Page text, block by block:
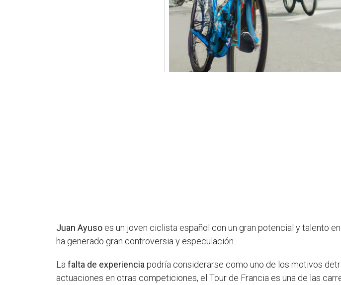
Juan Ayuso es un joven ciclista español con un gran potencial y talento
ha generado gran controversia y especulación.
Lafalta de experiencia podría considerarse como uno de los motivos
actuaciones en otras competiciones, el Tour de Francia es una de las